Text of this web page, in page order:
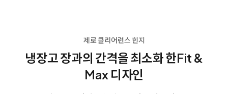
제로 클리어런스 힌지
냉장고 장과의 간격을 최소화 한Fit &
Max 디자인